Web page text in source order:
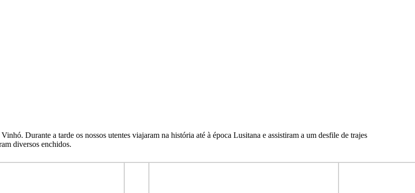
Durante a tarde os nossos utentes viajaram na história até à época Lusitana e assistiram a um desfile de trajes
diversos enchidos.